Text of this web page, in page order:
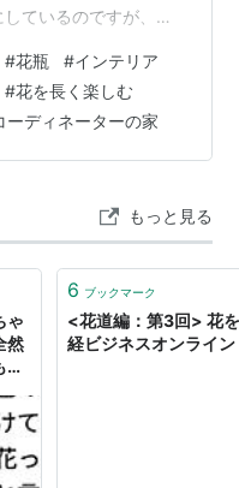
ているのですが、ピ
ら出回る花ですが、チ
感じずにはいられま
。 チューリップは切
する花で、茎が伸び
なが…
#花瓶 #インテリア
#花を長く楽しむ
ーディネーターの家
もっと見る
ゃ
然
ん
6 ブックマーク
<花道編：第3回> 花
経ビジネスオンライン